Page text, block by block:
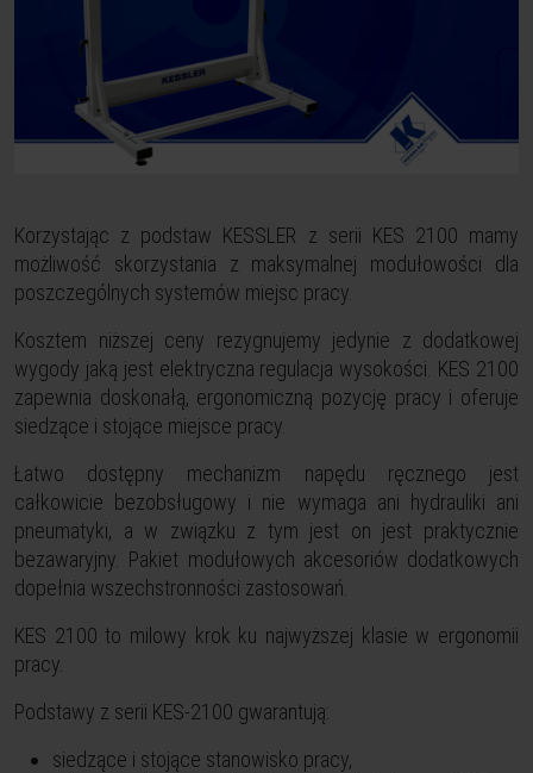
Korzystając z podstaw KESSLER z serii KES 2100 mamy
możliwość skorzystania z maksymalnej modułowości dla
poszczególnych systemów miejsc pracy.
Kosztem niższej ceny rezygnujemy jedynie z dodatkowej
wygody jaką jest elektryczna regulacja wysokości. KES 2100
zapewnia doskonałą, ergonomiczną pozycję pracy i oferuje
siedzące i stojące miejsce pracy.
Łatwo dostępny mechanizm napędu ręcznego jest
całkowicie bezobsługowy i nie wymaga ani hydrauliki ani
pneumatyki, a w związku z tym jest on jest praktycznie
bezawaryjny. Pakiet modułowych akcesoriów dodatkowych
dopełnia wszechstronności zastosowań.
KES 2100 to milowy krok ku najwyższej klasie w ergonomii
pracy.
Podstawy z serii KES-2100 gwarantują:
siedzące i stojące stanowisko pracy,